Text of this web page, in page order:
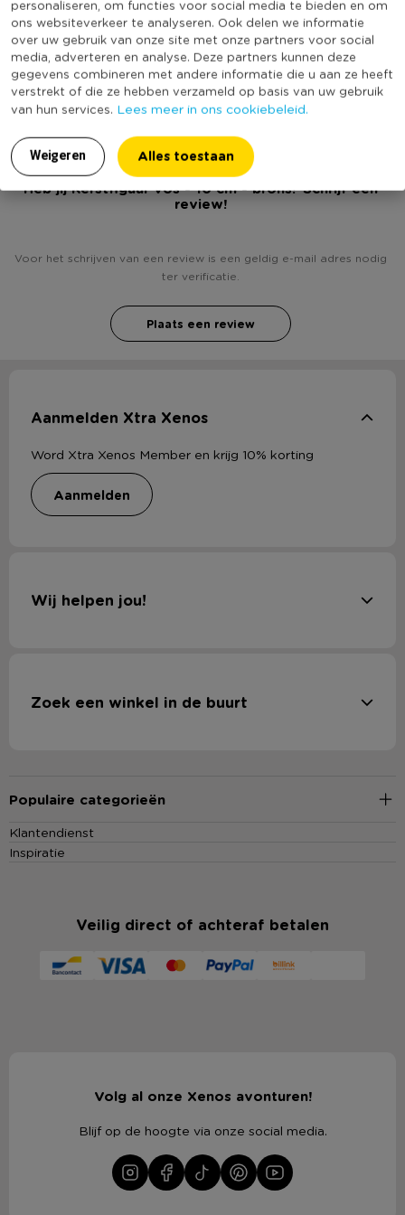
personaliseren, om functies voor social media te bieden en om
ons websiteverkeer te analyseren. Ook delen we informatie
over uw gebruik van onze site met onze partners voor social
media, adverteren en analyse. Deze partners kunnen deze
gegevens combineren met andere informatie die u aan ze heeft
verstrekt of die ze hebben verzameld op basis van uw gebruik
van hun services. Lees meer in ons cookiebeleid.
Weigeren Alles toestaan
Minimale bestelhoeveelheid
3
Productlengte (cm)
7
Duurzaamheidsscore
(Nog) geen score
bekend
Heb jij Kerstfiguur vos - 10 cm - brons? Schrijf een
review!
Voor het schrijven van een review is een geldig e-mail adres nodig
ter verificatie.
Plaats een review
Aanmelden Xtra Xenos
Word Xtra Xenos Member en krijg 10% korting
aanmelden
Wij helpen jou!
Zoek een winkel in de buurt
Populaire categorieën
Klantendienst
Inspiratie
Veilig direct of achteraf betalen
Volg al onze Xenos avonturen!
Blijf op de hoogte via onze social media.